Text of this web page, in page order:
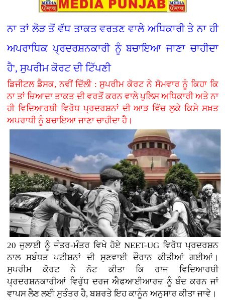
ਨਾ ਤਾਂ ਲੋੜ ਤੋਂ ਵੱਧ ਤਾਕਤ ਵਰਤਣ ਵਾਲੇ ਅਧਿਕਾਰੀ ਤੇ ਨਾ ਹੀ
ਅਪਰਾਧਿਕ ਪ੍ਰਦਰਸ਼ਨਕਾਰੀ ਨੂੰ ਬਚਾਇਆ ਜਾਣਾ ਚਾਹੀਦਾ
ਹੈ', ਸੁਪਰੀਮ ਕੋਰਟ ਦੀ ਟਿੱਪਣੀ
ਡਿਜੀਟਲ ਡੈਸਕ, ਨਵੀਂ ਦਿੱਲੀ : ਸੁਪਰੀਮ ਕੋਰਟ ਨੇ ਸੋਮਵਾਰ ਨੂੰ ਕਿਹਾ ਕਿ
ਨਾ ਤਾਂ ਜ਼ਿਆਦਾ ਤਾਕਤ ਦੀ ਵਰਤੋਂ ਕਰਨ ਵਾਲੇ ਪੁਲਿਸ ਅਧਿਕਾਰੀ ਅਤੇ ਨਾ
ਹੀ ਵਿਦਿਆਰਥੀ ਵਿਰੋਧ ਪ੍ਰਦਰਸ਼ਨਾਂ ਦੀ ਆੜ ਵਿੱਚ ਲੁਕੇ ਕਿਸੇ ਸਖ਼ਤ
ਅਪਰਾਧੀ ਨੂੰ ਬਚਾਇਆ ਜਾਣਾ ਚਾਹੀਦਾ ਹੈ।
20 ਜੁਲਾਈ ਨੂੰ ਜੰਤਰ-ਮੰਤਰ ਵਿਖੇ ਹੋਏ NEET-UG ਵਿਰੋਧ ਪ੍ਰਦਰਸ਼ਨ
ਨਾਲ ਸਬੰਧਤ ਪਟੀਸ਼ਨਾਂ ਦੀ ਸੁਣਵਾਈ ਦੌਰਾਨ ਕੀਤੀਆਂ ਗਈਆਂ।
ਸੁਪਰੀਮ ਕੋਰਟ ਨੇ ਨੋਟ ਕੀਤਾ ਕਿ ਰਾਜ ਵਿਦਿਆਰਥੀ
ਪ੍ਰਦਰਸ਼ਨਕਾਰੀਆਂ ਵਿਰੁੱਧ ਦਰਜ ਐਫਆਈਆਰਜ਼ ਨੂੰ ਬੰਦ ਕਰਨ ਜਾਂ
ਵਾਪਸ ਲੈਣ ਲਈ ਸੁਤੰਤਰ ਹੈ, ਬਸ਼ਰਤੇ ਇਹ ਕਾਨੂੰਨ ਅਨੁਸਾਰ ਕੀਤਾ ਜਾਵੇ।